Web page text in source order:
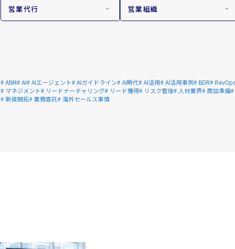
営業代行 営業組織
# ABM# AI# AIエージェント# AIガイドライン# AI時代# AI活用# AI活用事例# BDR#
# マネジメント# リードナーチャリング# リード獲得# リスク管理# 人材業界# 商談準備
# 新規開拓# 業務委託# 海外セールス事情